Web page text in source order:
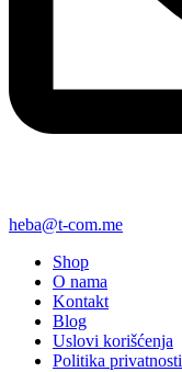
heba@t-com.me
Shop
O nama
Kontakt
Blog
Uslovi korišćenja
Politika privatnosti